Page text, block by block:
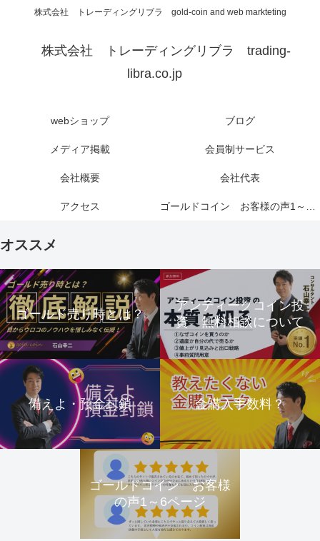
株式会社 トレーディングリブラ gold-coin and web markteting
株式会社 トレーディングリブラ trading-
libra.co.jp
webショップ ブログ
メディア掲載 会員制サービス
会社概要 会社代表
アクセス ゴールドコイン お客様の声1～6ページ
オススメ
ゴールド売り時とは？
アンティークコイン投
資 無料相談について
備えよ・預金封鎖 金購入手数料？
ゴールドコイン お客様
の声1～6ページ